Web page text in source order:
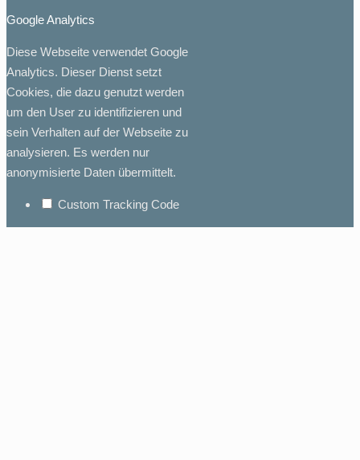
Google Analytics
Diese Webseite verwendet Google
Analytics. Dieser Dienst setzt
Cookies, die dazu genutzt werden
um den User zu identifizieren und
sein Verhalten auf der Webseite zu
analysieren. Es werden nur
anonymisierte Daten übermittelt.
Custom Tracking Code